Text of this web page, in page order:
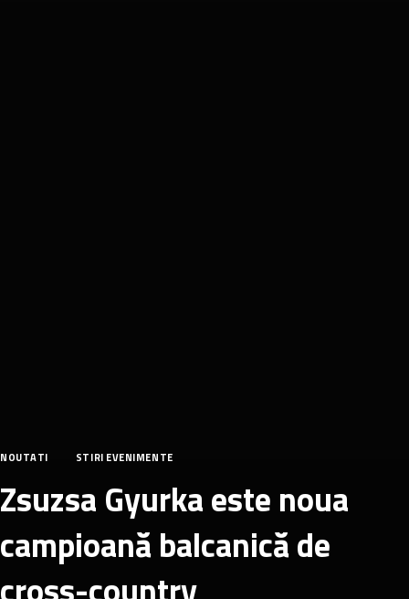
NOUTATI STIRI EVENIMENTE
Zsuzsa Gyurka este noua
campioană balcanică de